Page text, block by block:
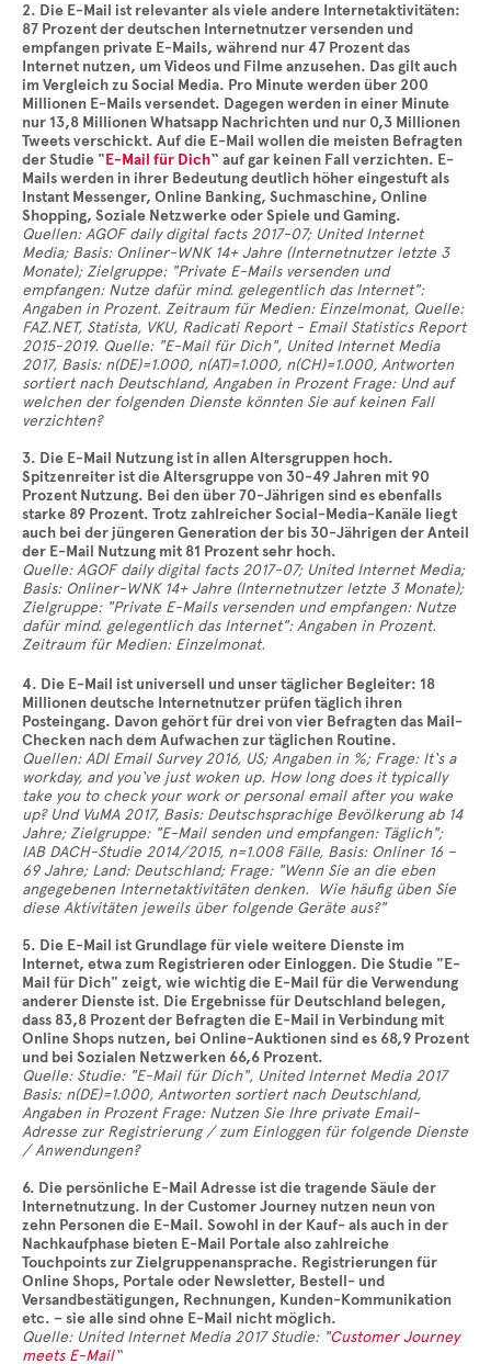
2. Die E-Mail ist relevanter als viele andere Internetaktivitäten:
87 Prozent der deutschen Internetnutzer versenden und
empfangen private E-Mails, während nur 47 Prozent das
Internet nutzen, um Videos und Filme anzusehen. Das gilt auch
im Vergleich zu Social Media. Pro Minute werden über 200
Millionen E-Mails versendet. Dagegen werden in einer Minute
nur 13,8 Millionen Whatsapp Nachrichten und nur 0,3 Millionen
Tweets verschickt. Auf die E-Mail wollen die meisten Befragten
der Studie "E-Mail für Dich“ auf gar keinen Fall verzichten. E-
Mails werden in ihrer Bedeutung deutlich höher eingestuft als
Instant Messenger, Online Banking, Suchmaschine, Online
Shopping, Soziale Netzwerke oder Spiele und Gaming.
Quellen: AGOF daily digital facts 2017-07; United Internet
Media; Basis: Onliner-WNK 14+ Jahre (Internetnutzer letzte 3
Monate); Zielgruppe: "Private E-Mails versenden und
empfangen: Nutze dafür mind. gelegentlich das Internet":
Angaben in Prozent. Zeitraum für Medien: Einzelmonat, Quelle:
FAZ.NET, Statista, VKU, Radicati Report - Email Statistics Report
2015-2019. Quelle: "E-Mail für Dich", United Internet Media
2017, Basis: n(DE)=1.000, n(AT)=1.000, n(CH)=1.000, Antworten
sortiert nach Deutschland, Angaben in Prozent Frage: Und auf
welchen der folgenden Dienste könnten Sie auf keinen Fall
verzichten?
3. Die E-Mail Nutzung ist in allen Altersgruppen hoch.
Spitzenreiter ist die Altersgruppe von 30-49 Jahren mit 90
Prozent Nutzung. Bei den über 70-Jährigen sind es ebenfalls
starke 89 Prozent. Trotz zahlreicher Social-Media-Kanäle liegt
auch bei der jüngeren Generation der bis 30-Jährigen der Anteil
der E-Mail Nutzung mit 81 Prozent sehr hoch.
Quelle: AGOF daily digital facts 2017-07; United Internet Media;
Basis: Onliner-WNK 14+ Jahre (Internetnutzer letzte 3 Monate);
Zielgruppe: "Private E-Mails versenden und empfangen: Nutze
dafür mind. gelegentlich das Internet": Angaben in Prozent.
Zeitraum für Medien: Einzelmonat.
4. Die E-Mail ist universell und unser täglicher Begleiter: 18
Millionen deutsche Internetnutzer prüfen täglich ihren
Posteingang. Davon gehört für drei von vier Befragten das Mail-
Checken nach dem Aufwachen zur täglichen Routine.
Quellen: ADI Email Survey 2016, US; Angaben in %; Frage: It‘s a
workday, and you‘ve just woken up. How long does it typically
take you to check your work or personal email after you wake
up? Und VuMA 2017, Basis: Deutschsprachige Bevölkerung ab 14
Jahre; Zielgruppe: "E-Mail senden und empfangen: Täglich";
IAB DACH-Studie 2014/2015, n=1.008 Fälle, Basis: Onliner 16 –
69 Jahre; Land: Deutschland; Frage: "Wenn Sie an die eben
angegebenen Internetaktivitäten denken. Wie häufig üben Sie
diese Aktivitäten jeweils über folgende Geräte aus?"
5. Die E-Mail ist Grundlage für viele weitere Dienste im
Internet, etwa zum Registrieren oder Einloggen. Die Studie "E-
Mail für Dich" zeigt, wie wichtig die E-Mail für die Verwendung
anderer Dienste ist. Die Ergebnisse für Deutschland belegen,
dass 83,8 Prozent der Befragten die E-Mail in Verbindung mit
Online Shops nutzen, bei Online-Auktionen sind es 68,9 Prozent
und bei Sozialen Netzwerken 66,6 Prozent.
Quelle: Studie: "E-Mail für Dich", United Internet Media 2017
Basis: n(DE)=1.000, Antworten sortiert nach Deutschland,
Angaben in Prozent Frage: Nutzen Sie Ihre private Email-
Adresse zur Registrierung / zum Einloggen für folgende Dienste
/ Anwendungen?
6. Die persönliche E-Mail Adresse ist die tragende Säule der
Internetnutzung. In der Customer Journey nutzen neun von
zehn Personen die E-Mail. Sowohl in der Kauf- als auch in der
Nachkaufphase bieten E-Mail Portale also zahlreiche
Touchpoints zur Zielgruppenansprache. Registrierungen für
Online Shops, Portale oder Newsletter, Bestell- und
Versandbestätigungen, Rechnungen, Kunden-Kommunikation
etc. – sie alle sind ohne E-Mail nicht möglich.
Quelle: United Internet Media 2017 Studie: "Customer Journey
meets E-Mail“